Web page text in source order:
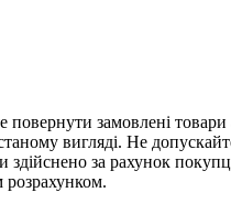
замовлені
вигляді. Не
за рахунок
розрахунком.